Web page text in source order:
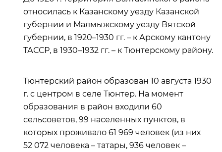
относилась к Казанскому уезду Казанской
губернии и Малмыжскому уезду Вятской
губернии, в 1920–1930 гг. – к Арскому кантону
ТАССР, в 1930–1932 гг. – к Тюнтерскому району.
Тюнтерский район образован 10 августа 1930
г. с центром в селе Тюнтер. На момент
образования в район входили 60
сельсоветов, 99 населенных пунктов, в
которых проживало 61 969 человек (из них
52 072 человека – татары, 936 человек –